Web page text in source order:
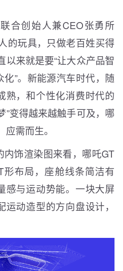
合创始人兼CEO张勇所
的玩具，只做老百姓买得
以来就是要“让大众产品智
”。新能源汽车时代，随
熟，和个性化消费时代的
”变得越来越触手可及，哪
需而生。
饰渲染图来看，哪吒GT
布局，座舱线条简洁有
感与运动势能。一块大屏
动造型的方向盘设计，